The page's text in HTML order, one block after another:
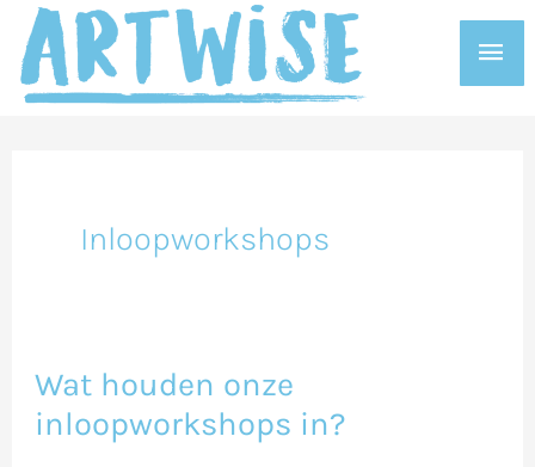
naar
Inloopworkshops
Wat houden onze
inloopworkshops in?
Wat
houden